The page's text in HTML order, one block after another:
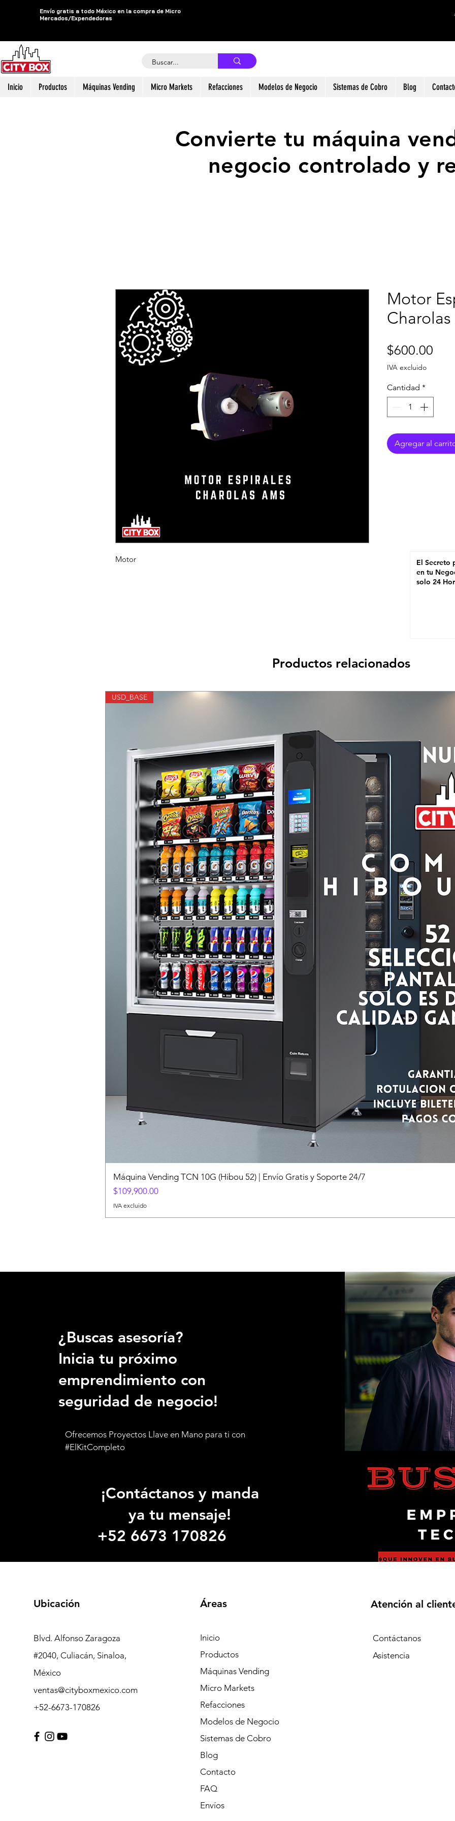
Envío gratis a todo México en la compra de Micro
Mercados/Expendedoras
Inicio Productos Máquinas Vending Micro Markets Refacciones Modelos de Negocio Sistemas de Cobro Blog
Convierte tu máquina
negocio controlado y
Motor
Motor
Charolas
$600.00
IVA excluido
Cantidad *
Agregar al
El Secreto
en tu
solo 24
Productos relacionados
USD_BASE
Máquina Vending TCN 10G (Hibou 52) | Envío Gratis y Soporte 24/7
Precio
$109,900.00
IVA excluido
¿Buscas asesoría?
Inicia tu próximo
emprendimiento con
seguridad de negocio!
Ofrecemos Proyectos Llave en Mano para ti con
#ElKitCompleto
¡Contáctanos y manda
ya tu mensaje!
+52 6673 170826
Ubicación
Blvd. Alfonso Zaragoza
#2040, Culiacán, Sinaloa,
México
ventas@cityboxmexico.com
+52-6673-170826
Áreas
Inicio
Productos
Máquinas Vending
Micro Markets
Refacciones
Modelos de Negocio
Sistemas de Cobro
Blog
Contacto
FAQ
Envíos
Atención al
Contáctanos
Asistencia